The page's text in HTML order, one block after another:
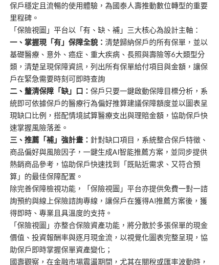
保戶穩定且流暢的使用體驗，為國泰人壽推動數位轉型的重要
里程碑。
「保險視圖」平台以「有、缺、補」三大核心為設計主軸：
一、掌握現「有」保障全貌： 清楚歸納保戶的所有保單，並以
基礎醫療、意外、癌症、重大疾病、長照與壽險等6大類型分
類，清楚呈現保障資訊，列出所有保單給付項目與金額，讓保
戶在緊急需要時刻可即時查詢
二、釐清保障「缺」口： 保戶只要一鍵啟動保障目標分析，系
統即可依據保戶的醫療行為偏好推算建議保障額度並以圖表呈
現缺口比例，搭配情境試算醫療支出與理賠金額，協助保戶快
速掌握風險落差。
三、推薦「補」強計畫： 針對缺口項目，系統整合保戶特徵、
商品偏好與風險因子，一鍵生成AI智能推薦方案，並同步提供
熱銷商品參考，協助保戶快速找到「既貼近需求、又符合預
算」的最佳保障配置。
除完善保障檢視功能，「保險視圖」平台亦提供免費一對一諮
詢預約與線上保險諮詢專線，讓保戶在獲得AI推薦方案後，獲
得即時、專業且具溫度的支持。
「保險視圖」亦整合保險資產功能，將分散於多張保單的現金
價值、投資報酬率與逐月現金流，以視覺化圖表完整呈現，協
助保戶即時掌握保單資產變化；
國壽觀察，在金融市場震盪期間，尤其在關稅或匯率波動時，